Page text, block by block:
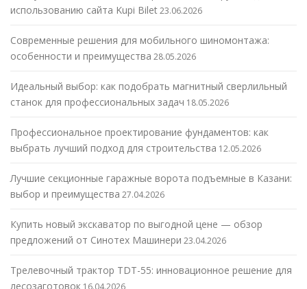
использованию сайта Kupi Bilet23.06.2026
Современные решения для мобильного шиномонтажа:
особенности и преимущества 28.05.2026
Идеальный выбор: как подобрать магнитный сверлильный
станок для профессиональных задач 18.05.2026
Профессиональное проектирование фундаментов: как
выбрать лучший подход для строительства 12.05.2026
Лучшие секционные гаражные ворота подъемные в Казани:
выбор и преимущества 27.04.2026
Купить новый экскаватор по выгодной цене — обзор
предложений от Синотех Машинери 23.04.2026
Трелевочный трактор TDT-55: инновационное решение для
лесозаготовок 16.04.2026